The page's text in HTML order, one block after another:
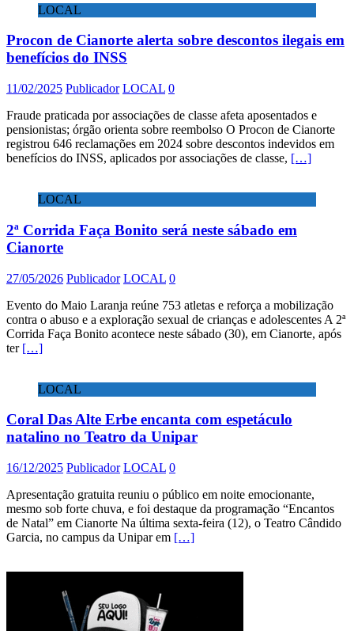
LOCAL
Procon de Cianorte alerta sobre descontos ilegais em
benefícios do INSS
11/02/2025 Publicador LOCAL 0
Fraude praticada por associações de classe afeta aposentados e
pensionistas; órgão orienta sobre reembolso O Procon de Cianorte
registrou 646 reclamações em 2024 sobre descontos indevidos em
benefícios do INSS, aplicados por associações de classe, […]
LOCAL
2ª Corrida Faça Bonito será neste sábado em
Cianorte
27/05/2026 Publicador LOCAL 0
Evento do Maio Laranja reúne 753 atletas e reforça a mobilização
contra o abuso e a exploração sexual de crianças e adolescentes A 2ª
Corrida Faça Bonito acontece neste sábado (30), em Cianorte, após
ter […]
LOCAL
Coral Das Alte Erbe encanta com espetáculo
natalino no Teatro da Unipar
16/12/2025 Publicador LOCAL 0
Apresentação gratuita reuniu o público em noite emocionante,
mesmo sob forte chuva, e foi destaque da programação “Encantos
de Natal” em Cianorte Na última sexta-feira (12), o Teatro Cândido
Garcia, no campus da Unipar em […]